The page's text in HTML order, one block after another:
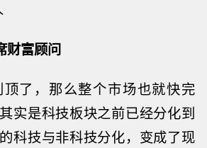
财富顾问
了，那么整个市场也就快完
实是科技板块之前已经分化到
科技与非科技分化，变成了现